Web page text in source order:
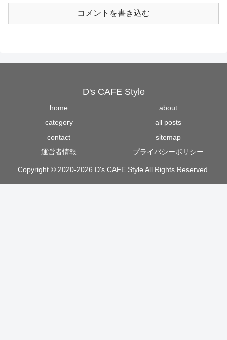
コメントを書き込む
D's CAFE Style
home
about
category
all posts
contact
sitemap
運営者情報
プライバシーポリシー
Copyright © 2020-2026 D's CAFE Style All Rights Reserved.